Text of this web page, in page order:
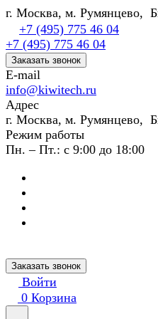
г. Москва, м. Румянцево,
+7 (495) 775 46 04
+7 (495) 775 46 04
Заказать звонок
E-mail
info@kiwitech.ru
Адрес
г. Москва, м. Румянцево,
Режим работы
Пн. – Пт.: с 9:00 до 18:00
Заказать звонок
Войти
0 Корзина